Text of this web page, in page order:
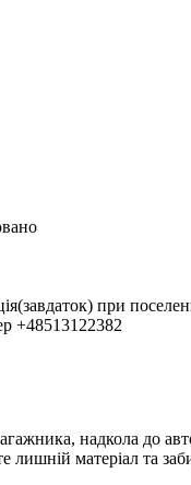
при
+48513122382
надкола до
лишній матеріал та